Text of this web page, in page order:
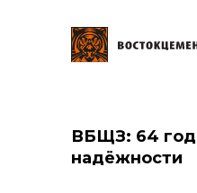
Закупки
общая
ВБЩЗ: 64
надёжности